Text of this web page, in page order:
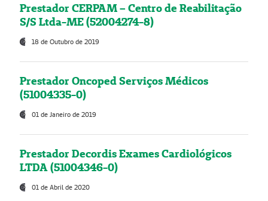
Prestador CERPAM – Centro de Reabilitação
S/S Ltda-ME (52004274-8)
18 de Outubro de 2019
Prestador Oncoped Serviços Médicos
(51004335-0)
01 de Janeiro de 2019
Prestador Decordis Exames Cardiológicos
LTDA (51004346-0)
01 de Abril de 2020